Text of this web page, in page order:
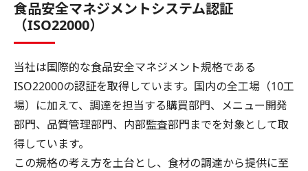
食品安全マネジメントシステム認証
（ISO22000）
当社は国際的な食品安全マネジメント規格である
ISO22000の認証を取得しています。国内の全工場（10工
場）に加えて、調達を担当する購買部門、メニュー開発
部門、品質管理部門、内部監査部門までを対象として取
得しています。
この規格の考え方を土台とし、食材の調達から提供に至